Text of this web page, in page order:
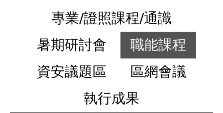
專業/證照課程/通識
暑期研討會
職能課程
資安議題區
區網會議
執行成果